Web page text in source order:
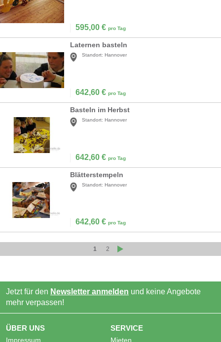
595,00 € pro Tag
Laternen basteln
Standort: Hannover
642,60 € pro Tag
Basteln im Herbst
Standort: Hannover
642,60 € pro Tag
Blätterstempeln
Standort: Hannover
642,60 € pro Tag
1 2
Jetzt für den Newsletter anmelden und keine Angebote
mehr verpassen!
ÜBER UNS
Impressum
SERVICE
Mieten